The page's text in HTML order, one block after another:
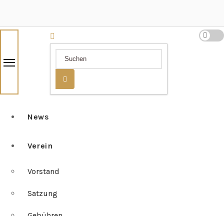
News
Verein
Vorstand
Satzung